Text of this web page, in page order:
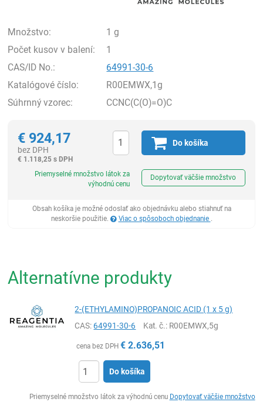
Množstvo:
1 g
Počet kusov v balení:
1
CAS/ID No.:
64991-30-6
Katalógové číslo:
R00EMWX,1g
Súhrnný vzorec:
CCNC(C(O)=O)C
€ 924,17
bez DPH
€ 1.118,25 s DPH
Do košíka
Priemyselné množstvo látok za
výhodnú cenu
Dopytovať väčšie množstvo
Obsah košíka je možné odoslať ako objednávku alebo stiahnuť na
neskoršie použitie.
Viac o spôsoboch objednanie .
Alternatívne produkty
2-(ETHYLAMINO)PROPANOIC ACID (1 x 5 g)
CAS:64991-30-6 Kat. č.: R00EMWX,5g
cena bez DPH € 2.636,51
Do košíka
Priemyselné množstvo látok za výhodnú cenu Dopytovať väčšie množstvo